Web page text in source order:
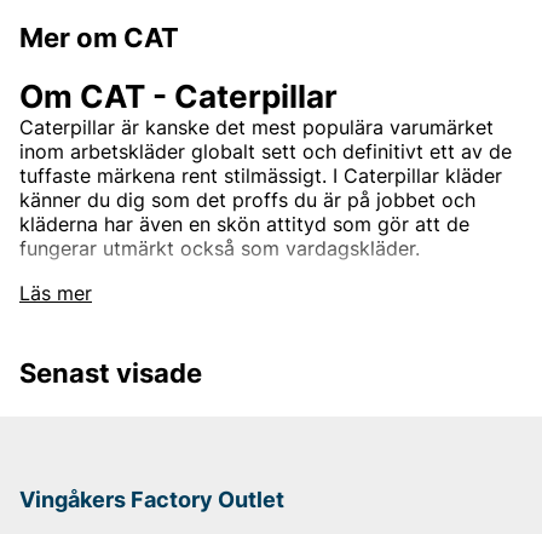
Mer om CAT
Läs mer
Om CAT - Caterpillar
Caterpillar är kanske det mest populära varumärket
inom arbetskläder globalt sett och definitivt ett av de
tuffaste märkena rent stilmässigt. I Caterpillar kläder
känner du dig som det proffs du är på jobbet och
kläderna har även en skön attityd som gör att de
fungerar utmärkt också som vardagskläder.
Andra populära varumärken:
LEE
NN07
Björn Borg
Senast visade
Vingåkers Factory Outlet